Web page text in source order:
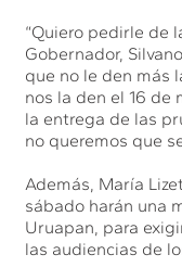
“Quiero pedirle de
Gobernador,
que no le den más
nos la den el 16 de
la entrega de las
no queremos que
Además, María
sábado harán una
Uruapan, para
las audiencias de